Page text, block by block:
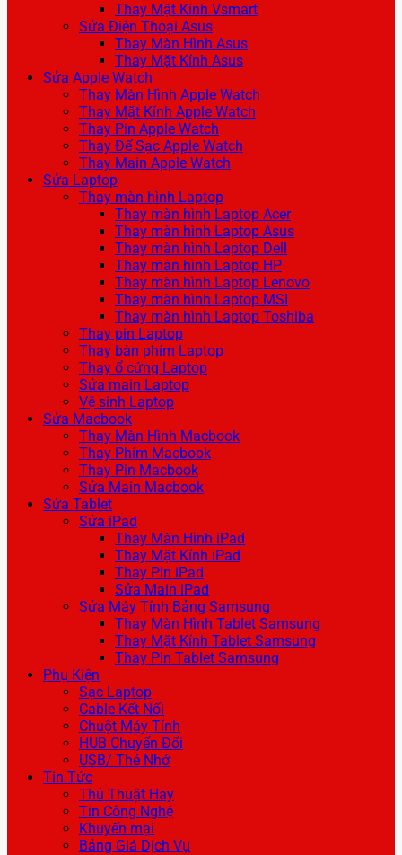
Thay Mặt Kính Vsmart
Sửa Điện Thoại Asus
Thay Màn Hình Asus
Thay Mặt Kính Asus
Sửa Apple Watch
Thay Màn Hình Apple Watch
Thay Mặt Kính Apple Watch
Thay Pin Apple Watch
Thay Đế Sạc Apple Watch
Thay Main Apple Watch
Sửa Laptop
Thay màn hình Laptop
Thay màn hình Laptop Acer
Thay màn hình Laptop Asus
Thay màn hình Laptop Dell
Thay màn hình Laptop HP
Thay màn hình Laptop Lenovo
Thay màn hình Laptop MSI
Thay màn hình Laptop Toshiba
Thay pin Laptop
Thay bàn phím Laptop
Thay ổ cứng Laptop
Sửa main Laptop
Vệ sinh Laptop
Sửa Macbook
Thay Màn Hình Macbook
Thay Phím Macbook
Thay Pin Macbook
Sửa Main Macbook
Sửa Tablet
Sửa iPad
Thay Màn Hình iPad
Thay Mặt Kính iPad
Thay Pin iPad
Sửa Main iPad
Sửa Máy Tính Bảng Samsung
Thay Màn Hình Tablet Samsung
Thay Mặt Kính Tablet Samsung
Thay Pin Tablet Samsung
Phụ Kiện
Sạc Laptop
Cable Kết Nối
Chuột Máy Tính
HUB Chuyển Đổi
USB/ Thẻ Nhớ
Tin Tức
Thủ Thuật Hay
Tin Công Nghệ
Khuyến mại
Bảng Giá Dịch Vụ